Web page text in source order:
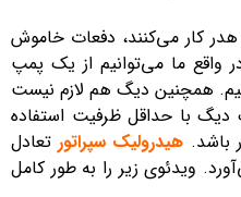
کار می‌کنند، دفعات خاموش
ما می‌توانیم از یک پمپ
همچنین دیگ هم لازم نیست
دیگ با حداقل ظرفیت استفاده
باشد. هیدرولیک سپراتور تعادل
ویدئوی زیر را به طور کامل